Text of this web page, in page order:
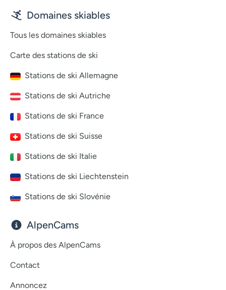
Domaines skiables
Tous les domaines skiables
Carte des stations de ski
Stations de ski Allemagne
Stations de ski Autriche
Stations de ski France
Stations de ski Suisse
Stations de ski Italie
Stations de ski Liechtenstein
Stations de ski Slovénie
AlpenCams
À propos des AlpenCams
Contact
Annoncez